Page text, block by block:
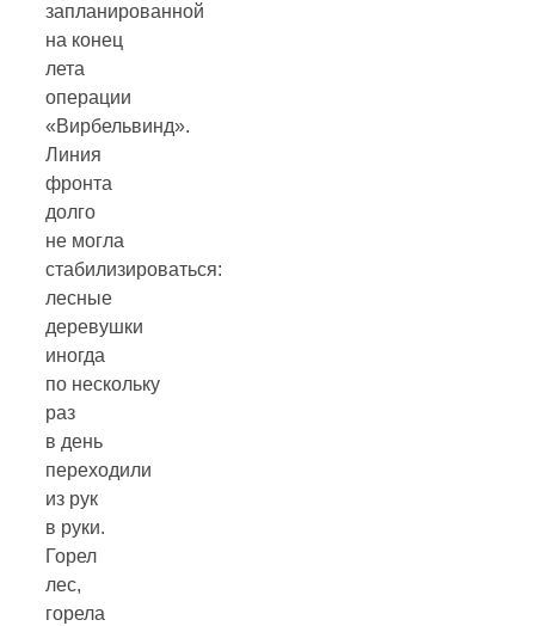
запланированной
на конец
лета
операции
«Вирбельвинд».
Линия
фронта
долго
не могла
стабилизироваться:
лесные
деревушки
иногда
по нескольку
раз
в день
переходили
из рук
в руки.
Горел
лес,
горела